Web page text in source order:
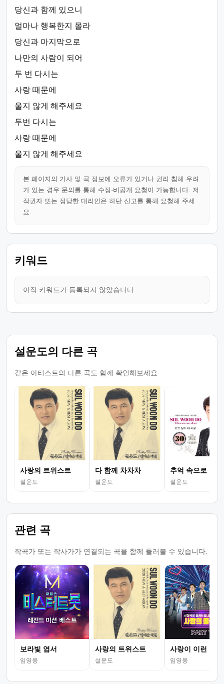
당신과 함께 있으니
얼마나 행복한지 몰라
당신과 마지막으로
나만의 사람이 되어
두 번 다시는
사랑 때문에
울지 않게 해주세요
두번 다시는
사랑 때문에
울지 않게 해주세요
본 페이지의 가사 및 곡 정보에 오류가 있거나 권리 침해 우려
가 있는 경우 문의를 통해 수정·비공개 요청이 가능합니다. 저
작권자 또는 정당한 대리인은 하단 신고를 통해 요청해 주세
요.
키워드
아직 키워드가 등록되지 않았습니다.
설운도의 다른 곡
같은 아티스트의 다른 곡도 함께 확인해보세요.
사랑의 트위스트
설운도
다 함께 차차차
설운도
추억 속으로
설운도
관련 곡
작곡가 또는 작사가가 연결되는 곡을 함께 둘러볼 수 있습니다.
보라빛 엽서
임영웅
사랑의 트위스트
설운도
사랑이 이런 건
임영웅